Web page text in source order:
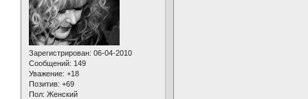
Зарегистрирован: 06-04-2010
Сообщений: 149
Уважение: +18
Позитив: +69
Пол: Женский